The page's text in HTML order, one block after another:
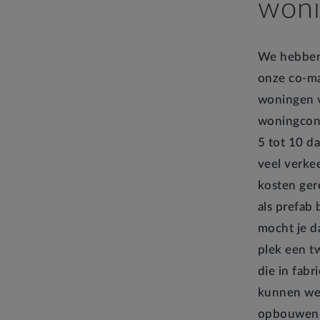
We
onze co-
woningen
5 tot 10
veel
kosten
als prefab
mocht je
plek een
die in
kunnen